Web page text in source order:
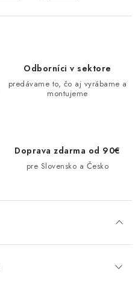
Odborníci v sektore
predávame to, čo aj vyrábame a
montujeme
Doprava zdarma od 90€
pre Slovensko a Česko